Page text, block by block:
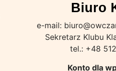
Biuro
e-mail:
Sekretarz Klubu
tel.: +48
Konto dla